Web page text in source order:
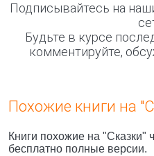
Подписывайтесь на
Будьте в курсе
комментируйте,
Похожие книги на
Книги похожие на "Сказки"
бесплатно полные версии.